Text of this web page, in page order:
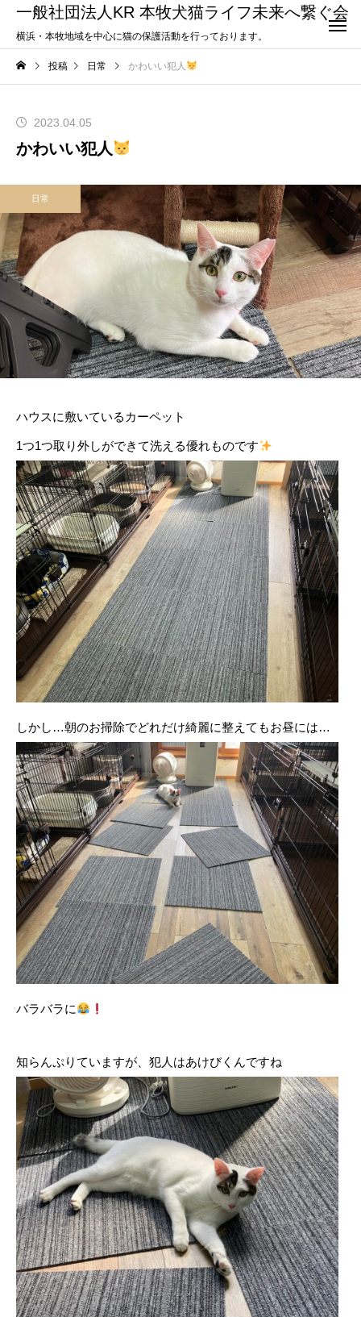
一般社団法人KR 本牧犬猫ライフ未来へ繋ぐ会
横浜・本牧地域を中心に猫の保護活動を行っております。
投稿 日常 かわいい犯人
2023.04.05
かわいい犯人
日常
ハウスに敷いているカーペット
1つ1つ取り外しができて洗える優れものです
しかし…朝のお掃除でどれだけ綺麗に整えてもお昼には…
バラバラに
知らんぷりていますが、犯人はあけびくんですね